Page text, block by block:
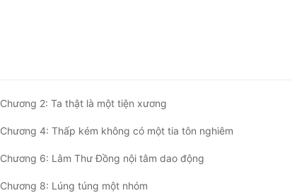
Chương 2: Ta thật là một tiện xương
Chương 4: Thấp kém không có một tia tôn nghiêm
Chương 6: Lâm Thư Đồng nội tâm dao động
Chương 8: Lúng túng một nhóm